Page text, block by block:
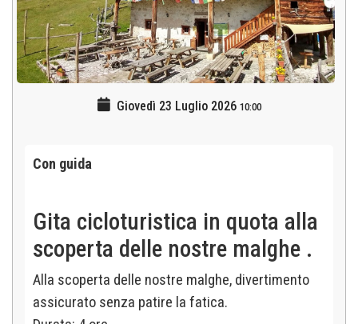
Giovedì 23 Luglio 2026 10:00
Con guida
Gita cicloturistica in quota alla
scoperta delle nostre malghe .
Alla scoperta delle nostre malghe, divertimento
assicurato senza patire la fatica.